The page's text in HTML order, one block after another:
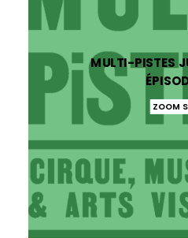
MULTI-PISTES
ZOOM